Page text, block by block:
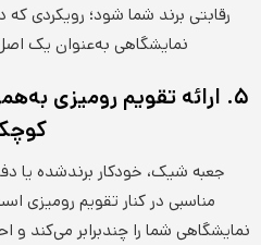
رقابتی برند شما شود؛ رویکردی
نمایشگاهی به‌عنوان یک
۵. ارائه تقویم رومیزی
جعبه شیک، خودکار برندشده یا
مناسبی در کنار تقویم رومیزی
نمایشگاهی شما را چندبرابر می‌کند و